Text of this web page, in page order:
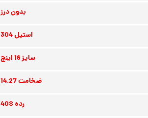
بدون درز
استیل 304
سایز 18 اینچ
ضخامت 14.27
رده 40S